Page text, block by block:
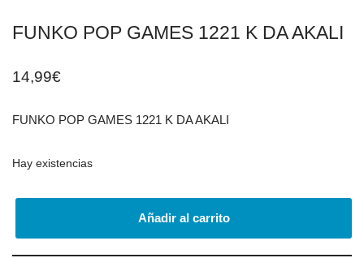
FUNKO POP GAMES 1221 K DA AKALI
14,99€
FUNKO POP GAMES 1221 K DA AKALI
Hay existencias
Añadir al carrito